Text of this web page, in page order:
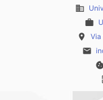
business
work
place Via
email